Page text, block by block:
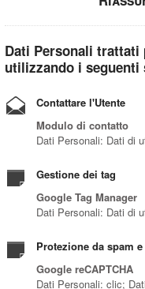
Dati Personali trattati
utilizzando i seguenti
Contattare l'Utente
Modulo di contatto
Dati Personali: Dati di
Gestione dei tag
Google Tag Manager
Dati Personali: Dati di
Protezione da spam
Google reCAPTCHA
Dati Personali: clic;